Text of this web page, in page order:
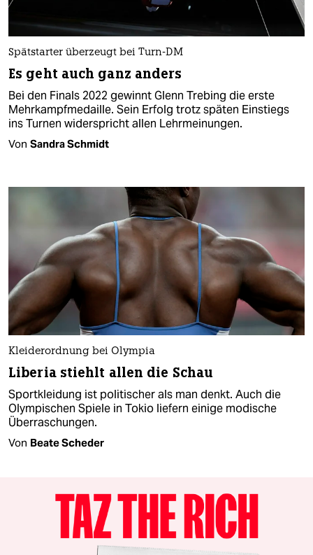
Spätstarter überzeugt bei Turn-DM
Es geht auch ganz anders
Bei den Finals 2022 gewinnt Glenn Trebing die erste
Mehrkampfmedaille. Sein Erfolg trotz späten Einstiegs
ins Turnen widerspricht allen Lehrmeinungen.
Von Sandra Schmidt
Kleiderordnung bei Olympia
Liberia stiehlt allen die Schau
Sportkleidung ist politischer als man denkt. Auch die
Olympischen Spiele in Tokio liefern einige modische
Überraschungen.
Von Beate Scheder